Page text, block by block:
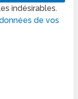
indésirables.
de vos